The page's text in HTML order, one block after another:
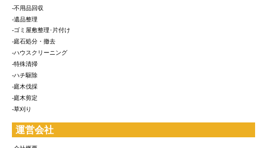
-不用品回収
-遺品整理
-ゴミ屋敷整理･片付け
-庭石処分・撤去
-ハウスクリーニング
-特殊清掃
-ハチ駆除
-庭木伐採
-庭木剪定
-草刈り
運営会社